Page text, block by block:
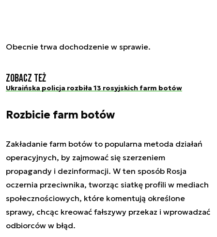
Obecnie trwa dochodzenie w sprawie.
Zobacz też
Ukraińska policja rozbiła 13 rosyjskich farm botów
Rozbicie farm botów
Zakładanie farm botów to popularna metoda działań
operacyjnych, by zajmować się szerzeniem
propagandy i dezinformacji. W ten sposób Rosja
oczernia przeciwnika, tworząc siatkę profili w mediach
społecznościowych, które komentują określone
sprawy, chcąc kreować fałszywy przekaz i wprowadzać
odbiorców w błąd.